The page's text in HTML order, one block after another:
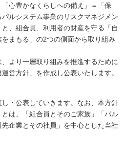
心豊かなくらしへの備え」＝「保
ルシステム事業のリスクマネジメン
、組合員、利用者の財産を守る「自
まもる」の2つの側面から取り組み
より一層取り組みを推進するために
営方針」を作成し公表いたします。
・公表していきます。なお、本方針
は、「組合員とそのご家族」「パル
企業とその社員」を中心とした当社